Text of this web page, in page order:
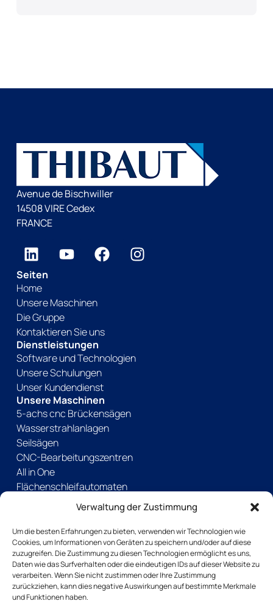
Verwaltung der Zustimmung
Um die besten Erfahrungen zu bieten, verwenden wir Technologien wie
Cookies, um Informationen von Geräten zu speichern und/oder auf diese
zuzugreifen. Die Zustimmung zu diesen Technologien ermöglicht es uns,
Daten wie das Surfverhalten oder die eindeutigen IDs auf dieser Website zu
verarbeiten. Wenn Sie nicht zustimmen oder Ihre Zustimmung
zurückziehen, kann dies negative Auswirkungen auf bestimmte Merkmale
und Funktionen haben.
Avenue de Bischwiller
14508 VIRE Cedex
FRANCE
Seiten
Home
Unsere Maschinen
Die Gruppe
Kontaktieren Sie uns
Dienstleistungen
Software und Technologien
Unsere Schulungen
Unser Kundendienst
Unsere Maschinen
5-achs cnc Brückensägen
Wasserstrahlanlagen
Seilsägen
CNC-Bearbeitungszentren
All in One
Flächenschleifautomaten
Kantenschleifmaschinen
Andere Lösungen
Gebrauchte Maschinen
Seiten
Kontaktieren Sie uns